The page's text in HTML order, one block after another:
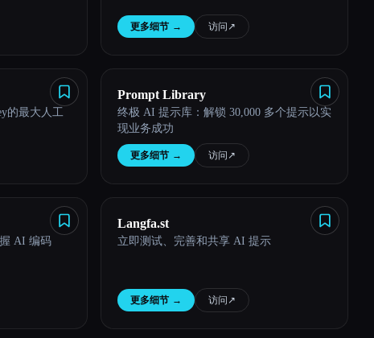
更多细节 → 访问 ↗︎
的最大人工
Prompt Library
终极 AI 提示库：解锁 30,000 多个提示以实
现业务成功
更多细节 → 访问 ↗︎
AI 编码
Langfa.st
立即测试、完善和共享 AI 提示
更多细节 → 访问 ↗︎